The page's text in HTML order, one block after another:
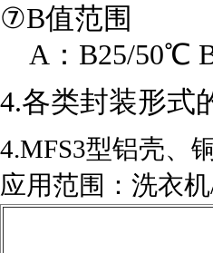
⑦B值范围
A：B25/50℃
4.各类封装形式
4.MFS3型铝壳、
应用范围：洗衣